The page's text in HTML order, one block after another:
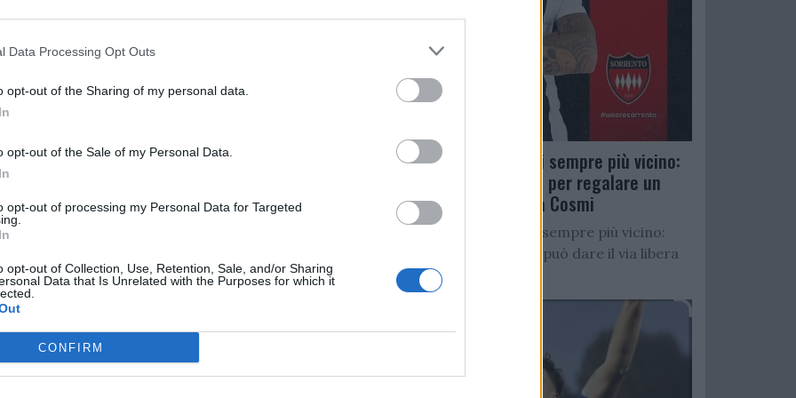
Data Processing Opt Outs
opt-out of the Sharing of my personal data.
opt-out of the Sale of my Personal Data.
opt-out of processing my Personal Data for Targeted
opt-out of Collection, Use, Retention, Sale, and/or Sharing
Data that Is Unrelated with the Purposes for which it
CONFIRM
nel migliore dei modi la
per quattro settimane i
con tutta probabilità il
cui inizio è programmato per gli inizi di
trattative ormai in porto ed altre
ed aspetta con impazienza questa
Salernitana, D’Ursi sempre più vicino:
Faggiano accelera per regalare un
altro attaccante a Cosmi
Salernitana, D’Ursi sempre più vicino:
Starita al Sorrento può dare il via libera
all’operazione